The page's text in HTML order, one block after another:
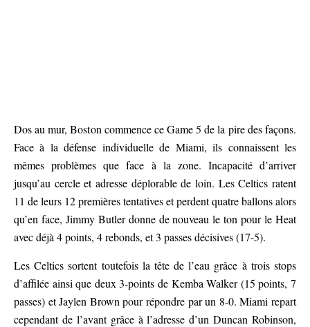
Dos au mur, Boston commence ce Game 5 de la pire des façons.
Face à la défense individuelle de Miami, ils connaissent les
mêmes problèmes que face à la zone. Incapacité d’arriver
jusqu’au cercle et adresse déplorable de loin. Les Celtics ratent
11 de leurs 12 premières tentatives et perdent quatre ballons alors
qu’en face, Jimmy Butler donne de nouveau le ton pour le Heat
avec déjà 4 points, 4 rebonds, et 3 passes décisives (17-5).
Les Celtics sortent toutefois la tête de l’eau grâce à trois stops
d’affilée ainsi que deux 3-points de Kemba Walker (15 points, 7
passes) et Jaylen Brown pour répondre par un 8-0. Miami repart
cependant de l’avant grâce à l’adresse d’un Duncan Robinson,